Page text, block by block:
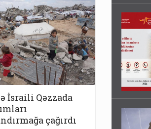
İsraili Qəzzada
çağırdı